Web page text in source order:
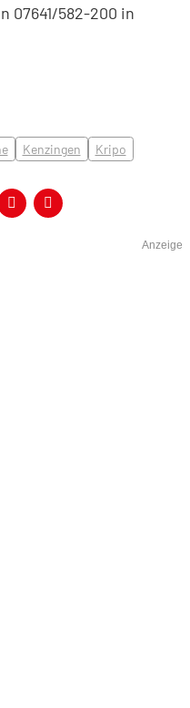
07641/582-200 in
Kenzingen Kripo
Anzeige